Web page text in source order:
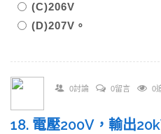
(C)206V
(D)207V。
0討論 0留言 0
18. 電壓200V，輸出